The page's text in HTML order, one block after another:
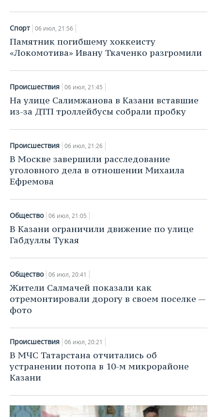
Спорт 06 июл, 21:56
Памятник погибшему хоккеисту
«Локомотива» Ивану Ткаченко разгромили
Происшествия 06 июл, 21:45
На улице Салимжанова в Казани вставшие
из-за ДТП троллейбусы собрали пробку
Происшествия 06 июл, 21:26
В Москве завершили расследование
уголовного дела в отношении Михаила
Ефремова
Общество 06 июл, 21:05
В Казани ограничили движение по улице
Габдуллы Тукая
Общество 06 июл, 20:41
Жители Салмачей показали как
отремонтировали дорогу в своем поселке —
фото
Происшествия 06 июл, 20:21
В МЧС Татарстана отчитались об
устранении потопа в 10-м микрорайоне
Казани